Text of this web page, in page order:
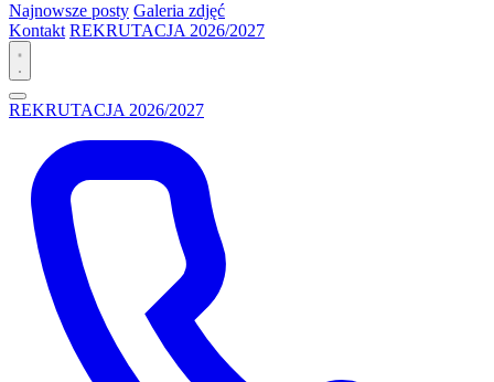
Najnowsze posty Galeria zdjęć
Kontakt REKRUTACJA 2026/2027
REKRUTACJA 2026/2027